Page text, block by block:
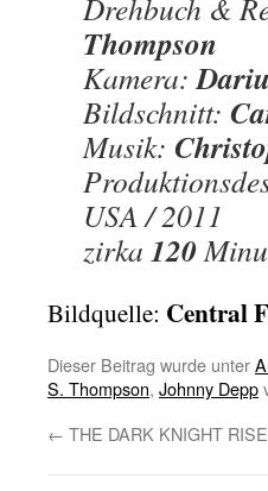
Drehbuch &
Thompson
Kamera:
Bildschnitt:
Musik:
USA / 2011
zirka 120
Bildquelle: Central
Dieser Beitrag wurde unter
S. Thompson, Johnny Depp
← THE DARK KNIGHT